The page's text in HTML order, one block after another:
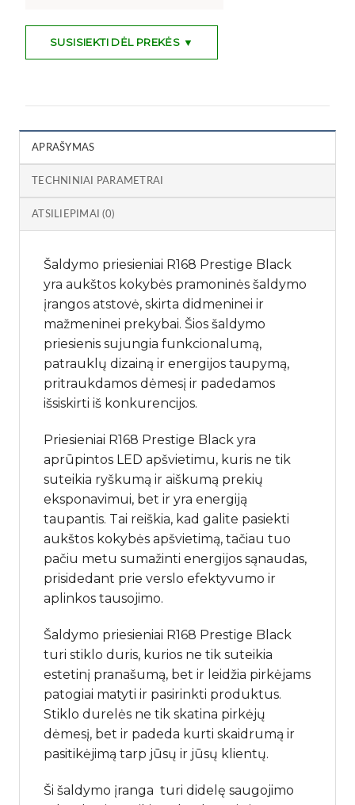
SUSISIEKTI DĖL PREKĖS ▼
APRAŠYMAS
TECHNINIAI PARAMETRAI
ATSILIEPIMAI (0)
Šaldymo priesieniai R168 Prestige Black
yra aukštos kokybės pramoninės šaldymo
įrangos atstovė, skirta didmeninei ir
mažmeninei prekybai. Šios šaldymo
priesienis sujungia funkcionalumą,
patrauklų dizainą ir energijos taupymą,
pritraukdamos dėmesį ir padedamos
išsiskirti iš konkurencijos.
Priesieniai R168 Prestige Black yra
aprūpintos LED apšvietimu, kuris ne tik
suteikia ryškumą ir aiškumą prekių
eksponavimui, bet ir yra energiją
taupantis. Tai reiškia, kad galite pasiekti
aukštos kokybės apšvietimą, tačiau tuo
pačiu metu sumažinti energijos sąnaudas,
prisidedant prie verslo efektyvumo ir
aplinkos tausojimo.
Šaldymo priesieniai R168 Prestige Black
turi stiklo duris, kurios ne tik suteikia
estetinį pranašumą, bet ir leidžia pirkėjams
patogiai matyti ir pasirinkti produktus.
Stiklo durelės ne tik skatina pirkėjų
dėmesį, bet ir padeda kurti skaidrumą ir
pasitikėjimą tarp jūsų ir jūsų klientų.
Ši šaldymo įranga turi didelę saugojimo